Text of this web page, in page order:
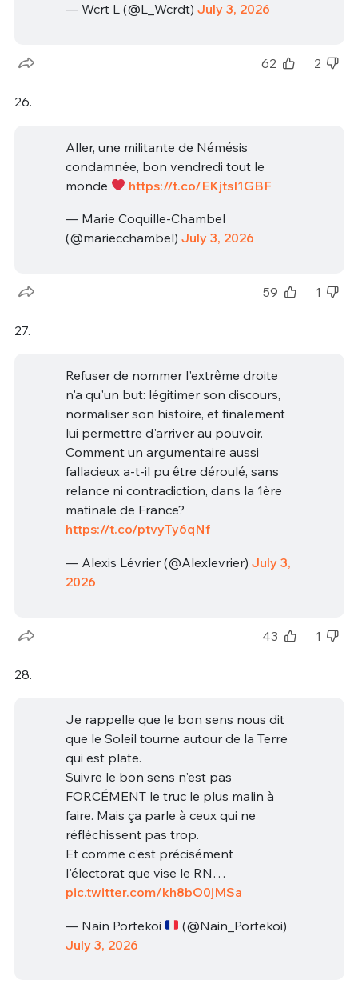
— Wcrt L (@L_Wcrdt) July 3, 2026
62 2
26.
Aller, une militante de Némésis
condamnée, bon vendredi tout le
monde
https://t.co/EKjtsI1GBF
— Marie Coquille-Chambel
(@mariecchambel) July 3, 2026
59 1
27.
Refuser de nommer l'extrême droite
n'a qu'un but: légitimer son discours,
normaliser son histoire, et finalement
lui permettre d'arriver au pouvoir.
Comment un argumentaire aussi
fallacieux a-t-il pu être déroulé, sans
relance ni contradiction, dans la 1ère
matinale de France?
https://t.co/ptvyTy6qNf
— Alexis Lévrier (@Alexlevrier) July 3,
2026
43 1
28.
Je rappelle que le bon sens nous dit
que le Soleil tourne autour de la Terre
qui est plate.
Suivre le bon sens n'est pas
FORCÉMENT le truc le plus malin à
faire. Mais ça parle à ceux qui ne
réfléchissent pas trop.
Et comme c'est précisément
l'électorat que vise le RN…
pic.twitter.com/kh8bO0jMSa
— Nain Portekoi
(@Nain_Portekoi)
July 3, 2026